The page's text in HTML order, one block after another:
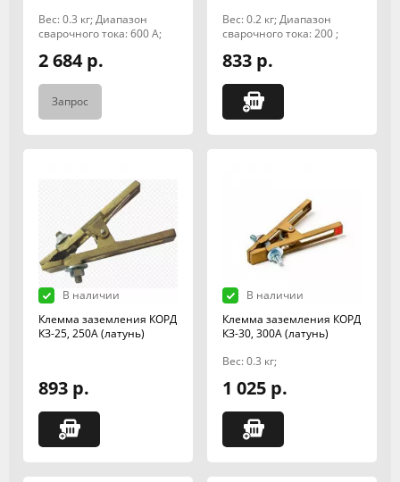
Вес: 0.3 кг; Диапазон
сварочного тока: 600 А;
2 684 р.
Запрос
Вес: 0.2 кг; Диапазон
сварочного тока: 200 ;
833 р.
В наличии
Клемма заземления КОРД
КЗ-25, 250А (латунь)
893 р.
В наличии
Клемма заземления КОРД
КЗ-30, 300А (латунь)
Вес: 0.3 кг;
1 025 р.